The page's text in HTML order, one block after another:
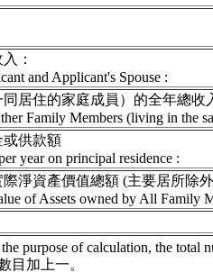
：
and Applicant's Spouse :
居住的家庭成員）的全年總收
Family Members (living in the
或供款額
year on principal residence :
淨資產價值總額 (主要居所除
of Assets owned by All Family
purpose of calculation, the total
目加上一。